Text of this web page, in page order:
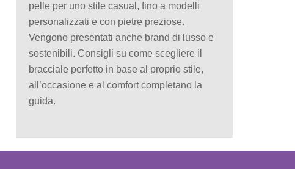
pelle per uno stile casual, fino a modelli
personalizzati e con pietre preziose.
Vengono presentati anche brand di lusso e
sostenibili. Consigli su come scegliere il
bracciale perfetto in base al proprio stile,
all’occasione e al comfort completano la
guida.